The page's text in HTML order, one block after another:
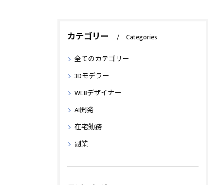
カテゴリー Categories
全てのカテゴリー
3Dモデラー
WEBデザイナー
AI開発
在宅勤務
副業